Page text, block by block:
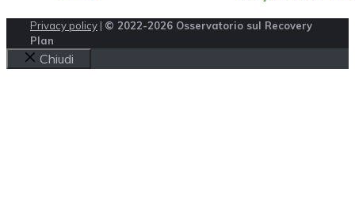
Privacy policy | © 2022-2026 Osservatorio sul Recovery
Plan
Chiudi